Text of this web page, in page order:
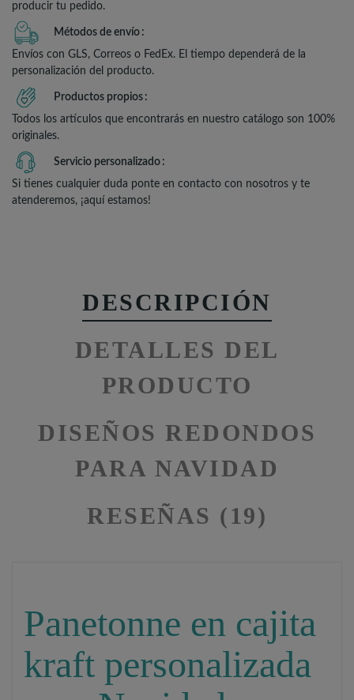
producir tu pedido.
Métodos de envío
Envíos con GLS, Correos o FedEx. El tiempo dependerá de la
personalización del producto.
Productos propios
Todos los artículos que encontrarás en nuestro catálogo son 100%
originales.
Servicio personalizado
Si tienes cualquier duda ponte en contacto con nosotros y te
atenderemos, ¡aquí estamos!
DESCRIPCIÓN
DETALLES DEL
PRODUCTO
DISEÑOS REDONDOS
PARA NAVIDAD
RESEÑAS (19)
Panetonne en cajita
kraft personalizada